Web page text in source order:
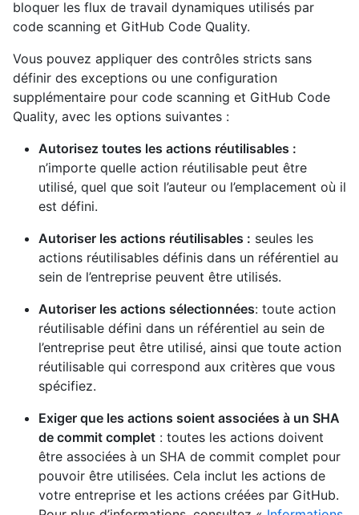
bloquer les flux de travail dynamiques utilisés par
code scanning et GitHub Code Quality.
Vous pouvez appliquer des contrôles stricts sans
définir des exceptions ou une configuration
supplémentaire pour code scanning et GitHub Code
Quality, avec les options suivantes :
Autorisez toutes les actions réutilisables :
n’importe quelle action réutilisable peut être
utilisé, quel que soit l’auteur ou l’emplacement où il
est défini.
Autoriser les actions réutilisables : seules les
actions réutilisables définis dans un référentiel au
sein de l’entreprise peuvent être utilisés.
Autoriser les actions sélectionnées: toute action
réutilisable défini dans un référentiel au sein de
l’entreprise peut être utilisé, ainsi que toute action
réutilisable qui correspond aux critères que vous
spécifiez.
Exiger que les actions soient associées à un SHA
de commit complet : toutes les actions doivent
être associées à un SHA de commit complet pour
pouvoir être utilisées. Cela inclut les actions de
votre entreprise et les actions créées par GitHub.